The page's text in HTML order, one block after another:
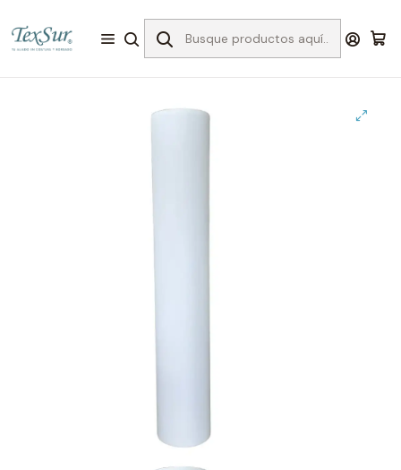
Bordado
Entretelas para el bordado
Sin pegamento
40c entretela delgada rollo 100 mts x 1.50 mts